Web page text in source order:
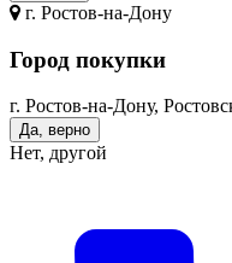
г. Ростов-на-Дону
Город покупки
г. Ростов-на-Дону,
Да, верно
Нет, другой